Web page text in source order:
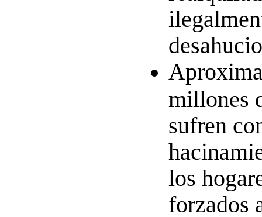
millones
sufren
los
forzados